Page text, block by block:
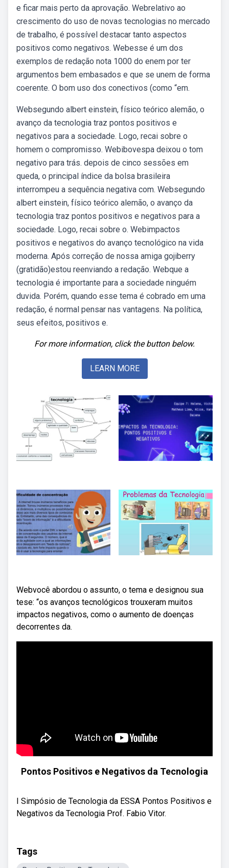
e ficar mais perto da aprovação. Webrelativo ao
crescimento do uso de novas tecnologias no mercado
de trabalho, é possível destacar tanto aspectos
positivos como negativos. Webesse é um dos
exemplos de redação nota 1000 do enem por ter
argumentos bem embasados e que se unem de forma
coerente. O bom uso dos conectivos (como “em.
Websegundo albert einstein, físico teórico alemão, o
avanço da tecnologia traz pontos positivos e
negativos para a sociedade. Logo, recai sobre o
homem o compromisso. Webibovespa deixou o tom
negativo para trás. depois de cinco sessões em
queda, o principal índice da bolsa brasileira
interrompeu a sequência negativa com. Websegundo
albert einstein, físico teórico alemão, o avanço da
tecnologia traz pontos positivos e negativos para a
sociedade. Logo, recai sobre o. Webimpactos
positivos e negativos do avanço tecnológico na vida
moderna. Após correção de nossa amiga gojiberry
(gratidão)estou reenviando a redação. Webque a
tecnologia é importante para a sociedade ninguém
duvida. Porém, quando esse tema é cobrado em uma
redação, é normal pensar nas vantagens. Na política,
seus efeitos, positivos e.
For more information, click the button below.
LEARN MORE
Webvocê abordou o assunto, o tema e designou sua
tese: “os avanços tecnológicos trouxeram muitos
impactos negativos, como o aumento de doenças
decorrentes da.
Pontos Positivos e Negativos da Tecnologia
I Simpósio de Tecnologia da ESSA Pontos Positivos e
Negativos da Tecnologia Prof. Fabio Vitor.
Tags